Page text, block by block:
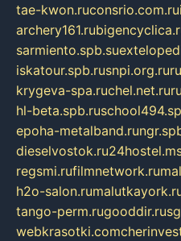
tae-kwon.ruconsrio.com.ru
archery161.ru
sarmiento.spb.su
iskatour.spb.rusnpi.org.ru
krygeva-spa.ruchel.net.ru
hl-beta.spb.ru
epoha-metalband.ru
dieselvostok.ru
regsmi.rufilmnetwork.ru
h2o-salon.ru
tango-perm.rugooddir.ru
webkrasotki.com